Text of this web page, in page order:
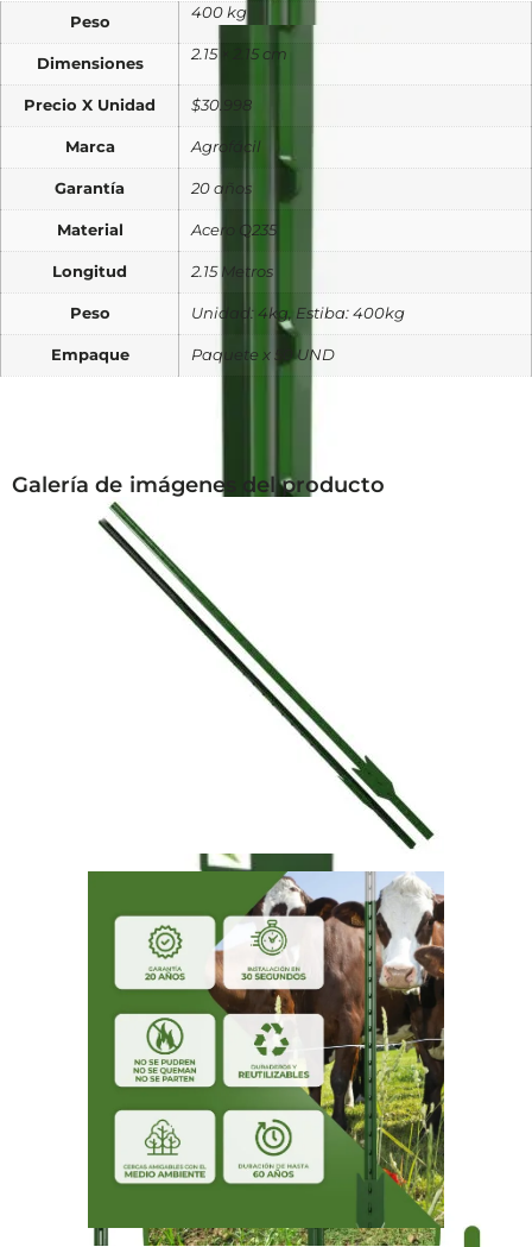
Peso
400 kg
Dimensiones
2.15 × 2.15 cm
Precio X Unidad $30.998
Marca Agrofácil
Garantía 20 años
Material Acero Q235
Longitud 2.15 Metros
Peso Unidad: 4kg, Estiba: 400kg
Empaque Paquete x 50 UND
Galería de imágenes del producto